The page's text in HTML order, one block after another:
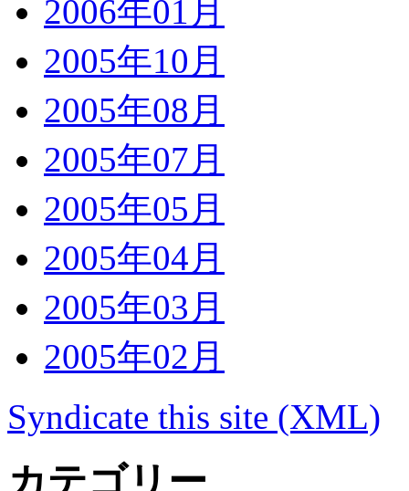
2006年01月
2005年10月
2005年08月
2005年07月
2005年05月
2005年04月
2005年03月
2005年02月
Syndicate this site (XML)
カテゴリー